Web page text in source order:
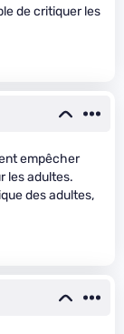
de critiquer les
empêcher
les adultes.
des adultes,